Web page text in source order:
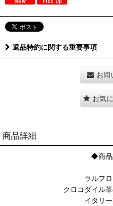
返品特約に関する重要事項
お問
お気
商品詳細
◆商
ラルフ
クロコダイル革
イタリー